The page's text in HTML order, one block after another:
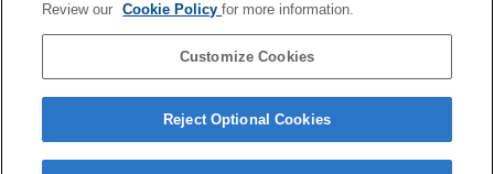
Background Defocus Control en Photo Creativity no funciona de forma correcta,
pero en la pantalla se muestra de forma convencional.
Review our Cookie Policyfor more information.
Customize Cookies
Reject Optional Cookies